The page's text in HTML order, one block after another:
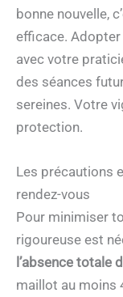
bonne nouvelle,
efficace.
avec votre
des séances
sereines. Votre
protection.
Les précautions
rendez-vous
Pour minimiser
rigoureuse est
l’absence totale
maillot au moins